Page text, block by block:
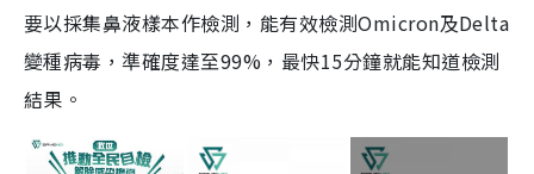
要以採集鼻液樣本作檢測，能有效檢測Omicron及Delta
變種病毒，準確度達至99%，最快15分鐘就能知道檢測
結果。